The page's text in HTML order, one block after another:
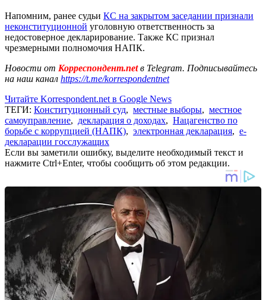
Напомним, ранее судьи КС на закрытом заседании признали
неконституционной уголовную ответственность за
недостоверное декларирование. Также КС признал
чрезмерными полномочия НАПК.
Новости от Корреспондент.netв Telegram. Подписывайтесь
на наш канал https://t.me/korrespondentnet
Читайте Korrespondent.net в Google News
ТЕГИ: Конституционный суд, местные выборы, местное
самоуправление, декларация о доходах, Нацагенство по
борьбе с коррупцией (НАПК), электронная декларация, е-
декларации госслужащих
Если вы заметили ошибку, выделите необходимый текст и
нажмите Ctrl+Enter, чтобы сообщить об этом редакции.